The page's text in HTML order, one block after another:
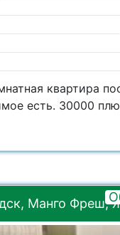
квартира
есть. 30000
Манго Фреш,